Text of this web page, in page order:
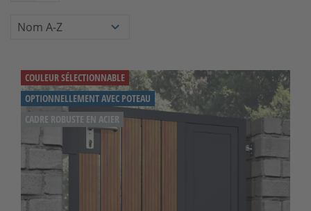
COULEUR SÉLECTIONNABLE
OPTIONNELLEMENT AVEC POTEAU
CADRE ROBUSTE EN ACIER